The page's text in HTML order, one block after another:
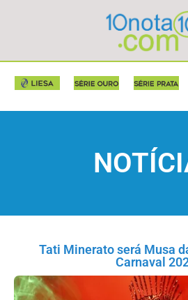
Tati Minerato será Musa
Carnaval